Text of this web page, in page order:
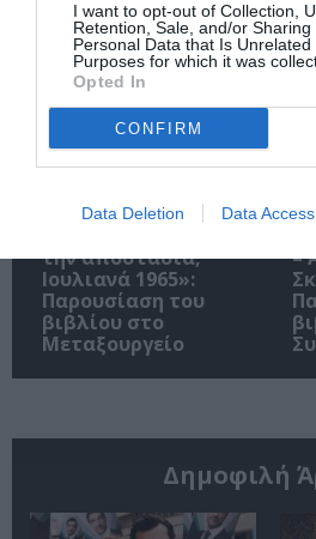
I want to opt-out of Collection,
Retention, Sale, and/or Sharing
Personal Data that Is Unrelated
Purposes for which it was
Opted In
CONFIRM
Data Deletion Data Access
για το Βραβείο
Booker 2026
την αποστασία,
Ιουλιανά 1965»:
Παρουσίαση του
βιβλίου στο
Μεταξουργείο
–
Δημοφιλή